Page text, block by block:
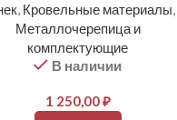
, Кровельные материалы,
Металлочерепица и
комплектующие
В наличии
1 250,00₽